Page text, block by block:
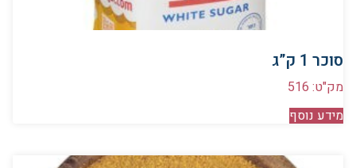
סוכר 1 ק”ג
מק"ט: 516
מידע נוסף